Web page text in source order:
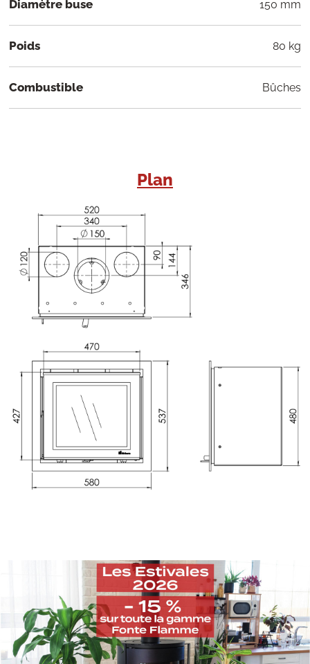
Diamètre buse 150 mm
Poids 80 kg
Combustible Bûches
Plan